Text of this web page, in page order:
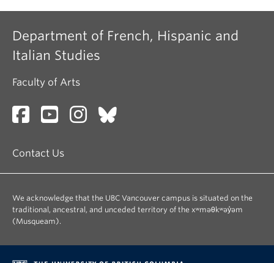
Department of French, Hispanic and
Italian Studies
Faculty of Arts
Contact Us
We acknowledge that the UBC Vancouver campus is situated on the
traditional, ancestral, and unceded territory of the xʷməθkʷəy̓əm
(Musqueam).